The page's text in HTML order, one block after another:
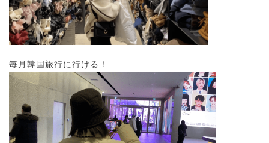
毎月韓国旅行に行ける！